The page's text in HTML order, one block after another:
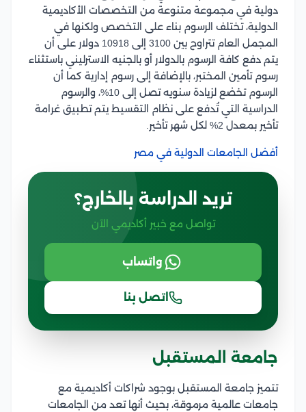
دولية في مجموعة متنوعة من التخصصات الأكاديمية
الدولية، تختلف الرسوم بناء على التخصص ولكنها في
المجمل العام تتراوح بين 3100 إلى 10918 دولار على أن
يتم دفع كافة الرسوم بالدولار أو بالجنيه الاسترليني باستثناء
رسوم تأمين المختبر، بالإضافة إلى رسوم إدارية كما أن
الرسوم تخضع لزيادة سنويه تصل إلى 10%، والرسوم
الدراسية التي تُدفع على نظام التقسيط يتم تطبيق غرامة
تأخير بمعدل 2% لكل شهر تأخير.
أفضل الجامعات الدولية في مصر
تريد الدراسة بالخارج؟
تواصل مع خبير أكاديمي الآن
واتساب
اتصل بنا
جامعة المستقبل
تتميز جامعة المستقبل بوجود شراكات أكاديمية مع
جامعات عالمية مرموقة، بحيث أنها تعد من الجامعات